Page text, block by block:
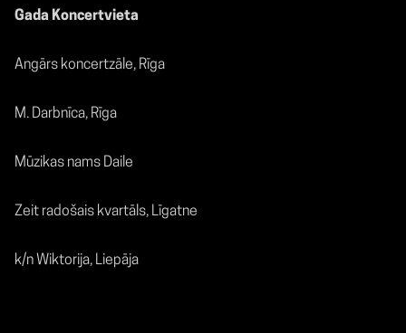
Gada Koncertvieta
Angārs koncertzāle, Rīga
M. Darbnīca, Rīga
Mūzikas nams Daile
Zeit radošais kvartāls, Līgatne
k/n Wiktorija, Liepāja